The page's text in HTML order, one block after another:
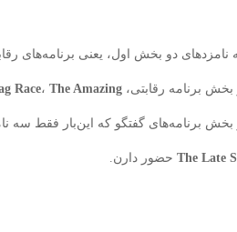
دو بخش اول، یعنی برنامه‌های
بخش برنامه رقابتی، Race، The Amazing
برنامه‌های گفتگو که این‌بار فقط سه
The Late حضور دارن.